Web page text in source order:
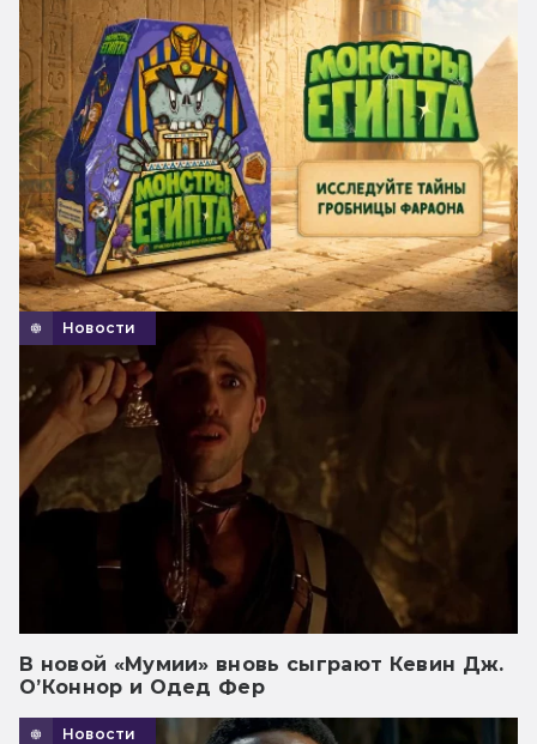
Новости
В новой «Мумии» вновь сыграют Кевин Дж.
О’Коннор и Одед Фер
Новости